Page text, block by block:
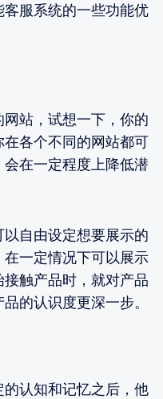
服系统的一些功能优
站，试想一下，你的
各个不同的网站都可
在一定程度上降低潜
自由设定想要展示的
一定情况下可以展示
触产品时，就对产品
的认识度更深一步。
认知和记忆之后，他